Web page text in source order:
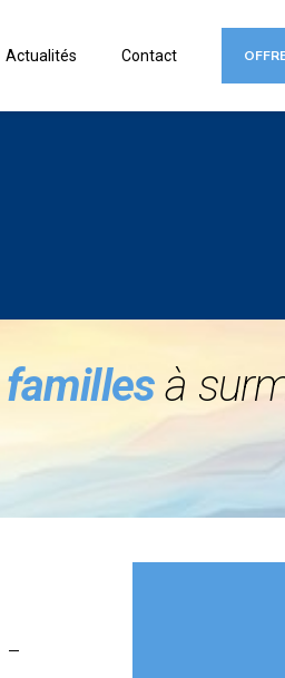
Actualités Contact
à